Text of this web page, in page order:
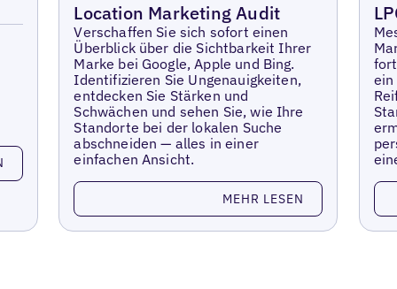
Location Marketing Audit
Verschaffen Sie sich sofort einen
Überblick über die Sichtbarkeit Ihrer
Marke bei Google, Apple und Bing.
Identifizieren Sie Ungenauigkeiten,
entdecken Sie Stärken und
Schwächen und sehen Sie, wie Ihre
Standorte bei der lokalen Suche
abschneiden — alles in einer
einfachen Ansicht.
Lesen Sie mehr MEHR LESEN
ein